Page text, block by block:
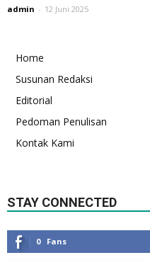
admin - 12 Juni 2025
Home
Susunan Redaksi
Editorial
Pedoman Penulisan
Kontak Kami
STAY CONNECTED
0 Fans